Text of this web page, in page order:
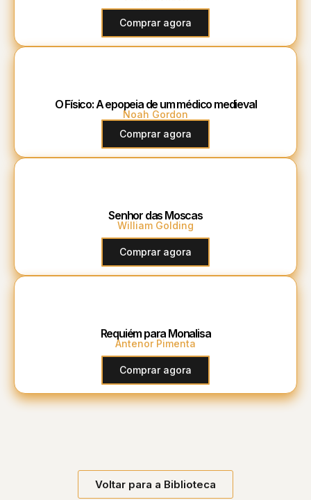
Comprar agora
O Físico: A epopeia de um médico medieval
Noah Gordon
Comprar agora
Senhor das Moscas
William Golding
Comprar agora
Requiém para Monalisa
Antenor Pimenta
Comprar agora
Voltar para a Biblioteca